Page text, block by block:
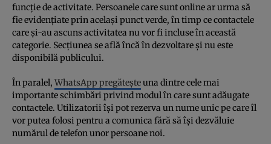
funcție de activitate. Persoanele care sunt online ar urma să
fie evidențiate prin același punct verde, în timp ce contactele
care și-au ascuns activitatea nu vor fi incluse în această
categorie. Secțiunea se află încă în dezvoltare și nu este
disponibilă publicului.
În paralel, WhatsApp pregăteșteuna dintre cele mai
importante schimbări privind modul în care sunt adăugate
contactele. Utilizatorii își pot rezerva un nume unic pe care îl
vor putea folosi pentru a comunica fără să își dezvăluie
numărul de telefon unor persoane noi.